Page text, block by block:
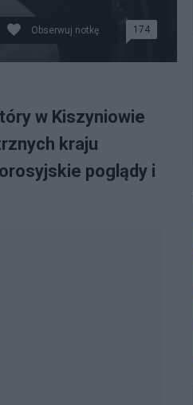
Obserwuj notkę 174
w Kiszyniowie
kraju
poglądy i